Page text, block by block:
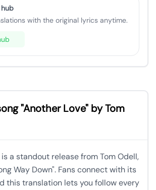
with the original lyrics anytime.
"Another Love" by Tom
a standout release from Tom Odell,
Way Down". Fans connect with its
this translation lets you follow every